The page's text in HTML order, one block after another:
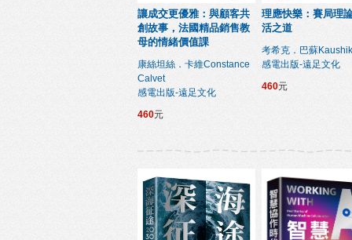
讓成交更優雅：與顧客共
創故事，法國精品銷售教
母的情緒價值課
康絲坦絲．卡維Constance
Calvet
感電出版-遠足文化
460元
理應快樂：賽局理
活之道
考希克．巴蘇
感電出版-遠足文化
460元